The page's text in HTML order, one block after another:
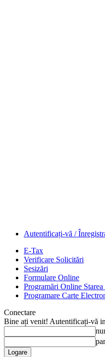
Autentificați-vă /
E-Tax
Verificare Solicitări
Sesizări
Formulare Online
Programări Online
Programare Carte
Conectare
Bine ați venit! Autentificați-vă